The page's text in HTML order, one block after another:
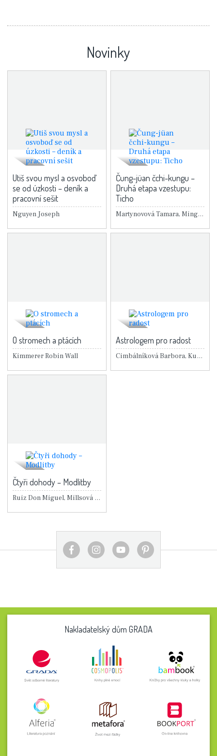
Novinky
Utiš svou mysl a osvoboď
se od úzkosti – deník a
pracovní sešit
Nguyen Joseph
Čung-jüan čchi-kungu –
Druhá etapa vzestupu:
Ticho
Martynovová Tamara, Ming-tchang Sü
O stromech a ptácích
Kimmerer Robin Wall
Astrologem pro radost
Cimbálníková Barbora, Kubátová Tereza
Čtyři dohody – Modlitby
Ruiz Don Miguel, Millsová Janet
Nakladatelský dům GRADA